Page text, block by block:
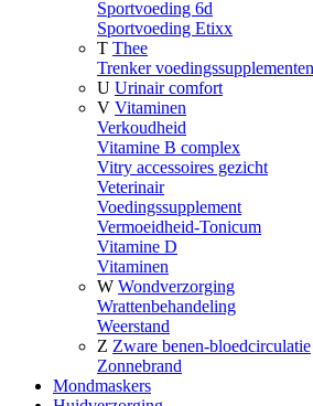
Sportvoeding 6d
Sportvoeding Etixx
T Thee
Trenker voedingssupplementen
U Urinair comfort
V Vitaminen
Verkoudheid
Vitamine B complex
Vitry accessoires gezicht
Veterinair
Voedingssupplement
Vermoeidheid-Tonicum
Vitamine D
Vitaminen
W Wondverzorging
Wrattenbehandeling
Weerstand
Z Zware benen-bloedcirculatie
Zonnebrand
Mondmaskers